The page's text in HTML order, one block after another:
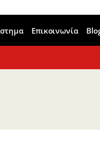
Επικοινωνία